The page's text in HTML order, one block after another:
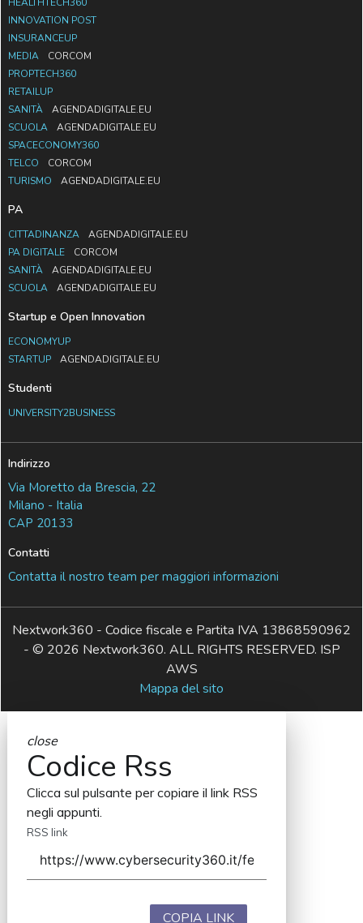
INNOVATION POST
INSURANCEUP
MEDIA
CORCOM
PROPTECH360
RETAILUP
SANITÀ
AGENDADIGITALE.EU
SCUOLA
AGENDADIGITALE.EU
SPACECONOMY360
TELCO
CORCOM
TURISMO
AGENDADIGITALE.EU
PA
CITTADINANZA
AGENDADIGITALE.EU
PA DIGITALE
CORCOM
SANITÀ
AGENDADIGITALE.EU
SCUOLA
AGENDADIGITALE.EU
Startup e Open Innovation
ECONOMYUP
STARTUP
AGENDADIGITALE.EU
Studenti
UNIVERSITY2BUSINESS
Indirizzo
Via Moretto da Brescia, 22
Milano - Italia
CAP 20133
Contatti
Contatta il nostro team per maggiori informazioni
Nextwork360 - Codice fiscale e Partita IVA 13868590962
- © 2026 Nextwork360. ALL RIGHTS RESERVED. ISP
AWS
Mappa del sito
close
Codice Rss
Clicca sul pulsante per copiare il link RSS
negli appunti.
RSS link
COPIA LINK